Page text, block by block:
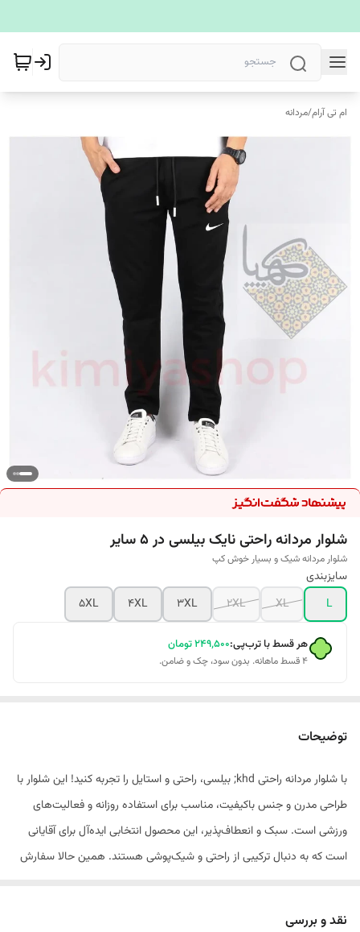
ام تی آرام/مردانه
شلوار مردانه راحتی نایک بیلسی در 5 سایر
شلوار مردانه شیک و بسیار خوش کپ
سایزبندی
L
XL
2XL
3XL
4XL
5XL
هر قسط با ترب‌پی:۲۴۹٬۵۰۰تومان
۴ قسط ماهانه. بدون سود، چک و ضامن.
توضیحات
با شلوار مردانه راحتی khd; بیلسی، راحتی و استایل را تجربه کنید! این شلوار با
طراحی مدرن و جنس باکیفیت، مناسب برای استفاده روزانه و فعالیت‌های
ورزشی است. سبک و انعطاف‌پذیر، این محصول انتخابی ایده‌آل برای آقایانی
است که به دنبال ترکیبی از راحتی و شیک‌پوشی هستند. همین حالا سفارش
نقد و بررسی